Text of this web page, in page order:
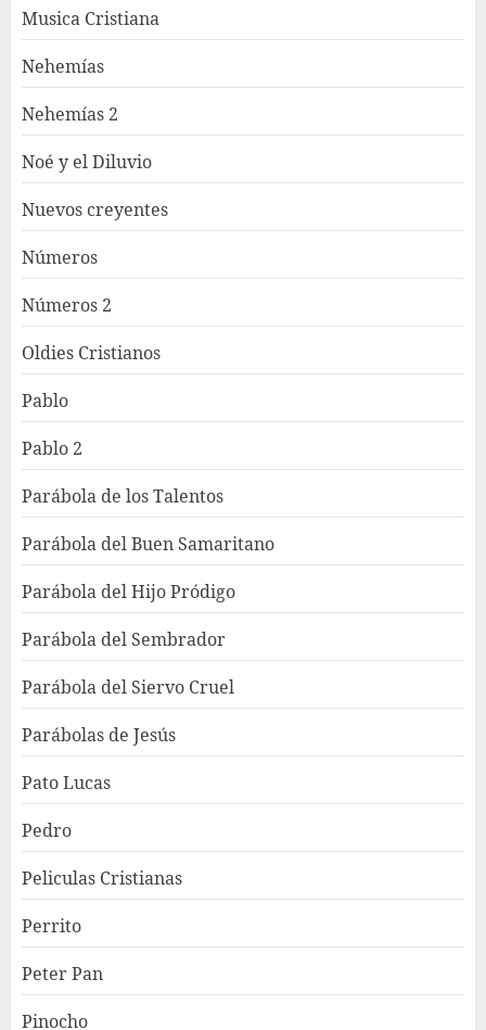
Musica Cristiana
Nehemías
Nehemías 2
Noé y el Diluvio
Nuevos creyentes
Números
Números 2
Oldies Cristianos
Pablo
Pablo 2
Parábola de los Talentos
Parábola del Buen Samaritano
Parábola del Hijo Pródigo
Parábola del Sembrador
Parábola del Siervo Cruel
Parábolas de Jesús
Pato Lucas
Pedro
Peliculas Cristianas
Perrito
Peter Pan
Pinocho